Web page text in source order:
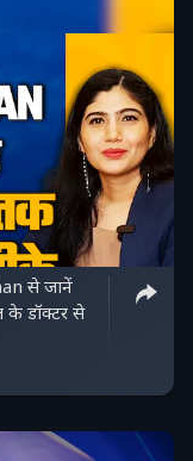
से जानें
के डॉक्टर से